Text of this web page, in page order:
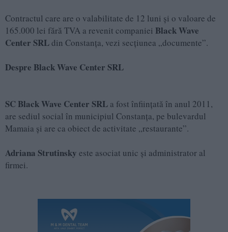
Contractul care are o valabilitate de 12 luni și o valoare de
165.000 lei fără TVA a revenit companiei Black Wave
Center SRLdin Constanța, vezi secțiunea „documente”.
Despre Black Wave Center SRL
SC Black Wave Center SRL a fost înființată în anul 2011,
are sediul social în municipiul Constanța, pe bulevardul
Mamaia și are ca obiect de activitate „restaurante”.
Adriana Strutinsky este asociat unic și administrator al
firmei.